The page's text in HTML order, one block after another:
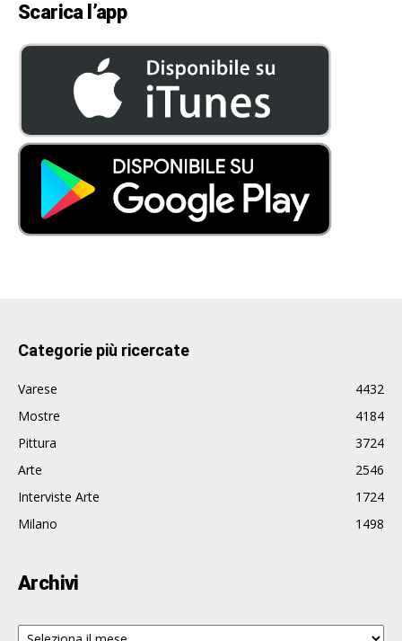
Scarica l’app
Categorie più ricercate
Varese
4432
Mostre
4184
Pittura
3724
Arte
2546
Interviste Arte
1724
Milano
1498
Archivi
Archivi